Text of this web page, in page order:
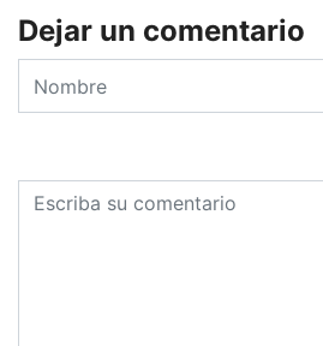
Dejar un comentario